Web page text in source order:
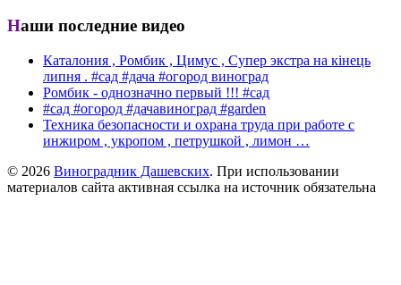
Наши последние видео
Каталония , Ромбик , Цимус , Супер экстра на кінець
липня . #сад #дача #огород виноград
Ромбик - однозначно первый !!! #сад
#сад #огород #дачавиноград #garden
Техника безопасности и охрана труда при работе с
инжиром , укропом , петрушкой , лимон …
© 2026 Виноградник Дашевских. При использовании
материалов сайта активная ссылка на источник обязательна